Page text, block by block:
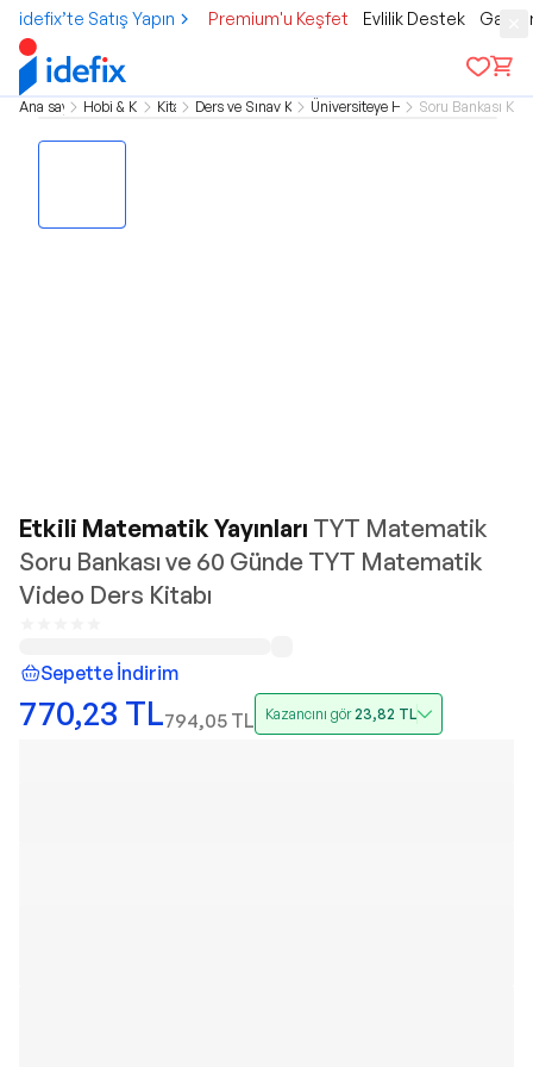
idefix’te Satış Yapın Premium'u Keşfet Evlilik Destek
Ana sayfa Hobi & KültürKitap Ders ve Sınav KitaplarıÜniversiteye HazırlıkSoru Bankası
Etkili Matematik Yayınları TYT Matematik
Soru Bankası ve 60 Günde TYT Matematik
Video Ders Kitabı
Sepette İndirim
770,23 TL794,05 TL Kazancını gör23,82 TL